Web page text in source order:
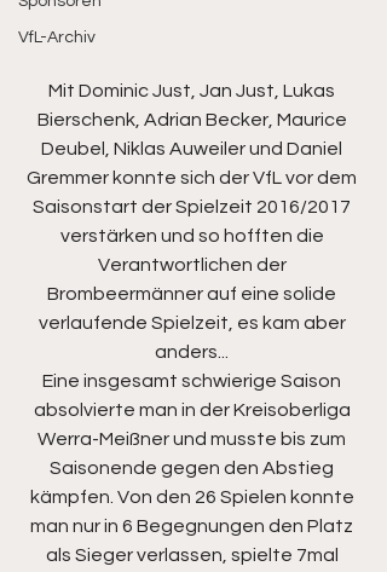
VfL-Archiv
Mit Dominic Just, Jan Just, Lukas
Bierschenk, Adrian Becker, Maurice
Deubel, Niklas Auweiler und Daniel
Gremmer konnte sich der VfL vor dem
Saisonstart der Spielzeit 2016/2017
verstärken und so hofften die
Verantwortlichen der
Brombeermänner auf eine solide
verlaufende Spielzeit, es kam aber
anders...
Eine insgesamt schwierige Saison
absolvierte man in der Kreisoberliga
Werra-Meißner und musste bis zum
Saisonende gegen den Abstieg
kämpfen. Von den 26 Spielen konnte
man nur in 6 Begegnungen den Platz
als Sieger verlassen, spielte 7mal